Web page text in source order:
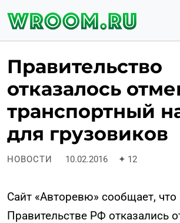
Правительство
отказалось
транспортный
для грузовиков
НОВОСТИ 10.02.2016 ✦ 12
Сайт «Авторевю» сообщает, что
Правительстве РФ отказались